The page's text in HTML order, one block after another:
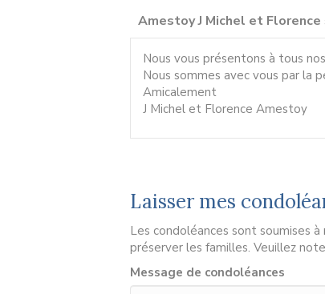
Amestoy J Michel et Florence
Nous vous présentons à tous
Nous sommes avec vous par la
Amicalement
J Michel et Florence Amestoy
Laisser mes
Les condoléances sont soumises
préserver les familles. Veuillez
Message de condoléances